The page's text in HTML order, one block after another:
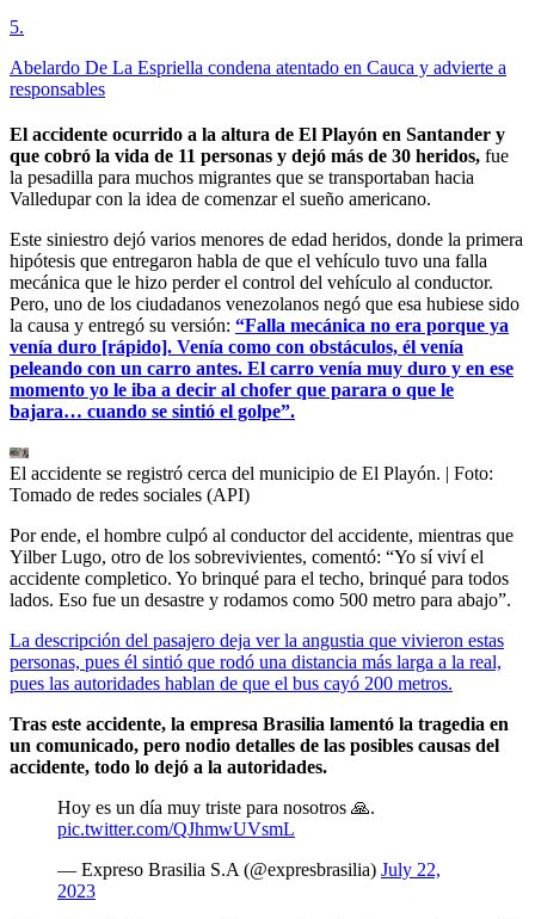
5.
Abelardo De La Espriella condena atentado en Cauca y advierte a
responsables
El accidente ocurrido a la altura de El Playón en Santander y
que cobró la vida de 11 personas y dejó más de 30 heridos, fue
la pesadilla para muchos migrantes que se transportaban hacia
Valledupar con la idea de comenzar el sueño americano.
Este siniestro dejó varios menores de edad heridos, donde la primera
hipótesis que entregaron habla de que el vehículo tuvo una falla
mecánica que le hizo perder el control del vehículo al conductor.
Pero, uno de los ciudadanos venezolanos negó que esa hubiese sido
la causa y entregó su versión: “Falla mecánica no era porque ya
venía duro [rápido]. Venía como con obstáculos, él venía
peleando con un carro antes. El carro venía muy duro y en ese
momento yo le iba a decir al chofer que parara o que le
bajara… cuando se sintió el golpe”.
El accidente se registró cerca del municipio de El Playón. | Foto:
Tomado de redes sociales (API)
Por ende, el hombre culpó al conductor del accidente, mientras que
Yilber Lugo, otro de los sobrevivientes, comentó: “Yo sí viví el
accidente completico. Yo brinqué para el techo, brinqué para todos
lados. Eso fue un desastre y rodamos como 500 metro para abajo”.
La descripción del pasajero deja ver la angustia que vivieron estas
personas, pues él sintió que rodó una distancia más larga a la real,
pues las autoridades hablan de que el bus cayó 200 metros.
Tras este accidente, la empresa Brasilia lamentó la tragedia en
un comunicado, pero nodio detalles de las posibles causas del
accidente, todo lo dejó a la autoridades.
Hoy es un día muy triste para nosotros 🙏.
pic.twitter.com/QJhmwUVsmL
— Expreso Brasilia S.A (@expresbrasilia) July 22,
2023